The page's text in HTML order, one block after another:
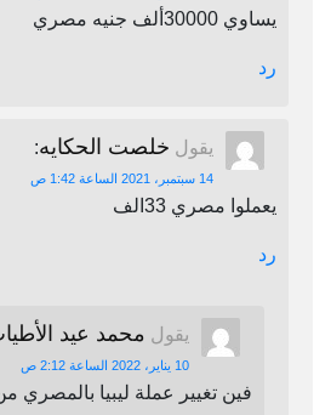
يساوي 30000ألف جنيه مصري
رد
يقول خلصت الحكايه:
14 سبتمبر، 2021 الساعة 1:42 ص
يعملوا مصري 33الف
رد
يقول محمد عيد
10 يناير، 2022 الساعة 2:12 ص
فين تغيير عملة ليبيا بالمصري